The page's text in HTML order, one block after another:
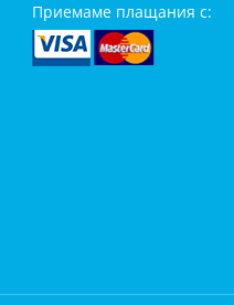
Приемаме плащания с: